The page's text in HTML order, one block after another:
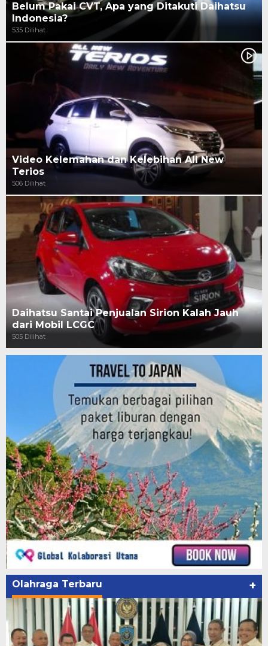
Belum Pakai CVT, Apa yang Ditakuti Daihatsu
Indonesia?
535 Dilihat
Video Kelemahan dan Kelebihan All New
Terios
506 Dilihat
Daihatsu Santai Penjualan Sirion Kalah Jauh
dari Mobil LCGC
505 Dilihat
Olahraga Terbaru +